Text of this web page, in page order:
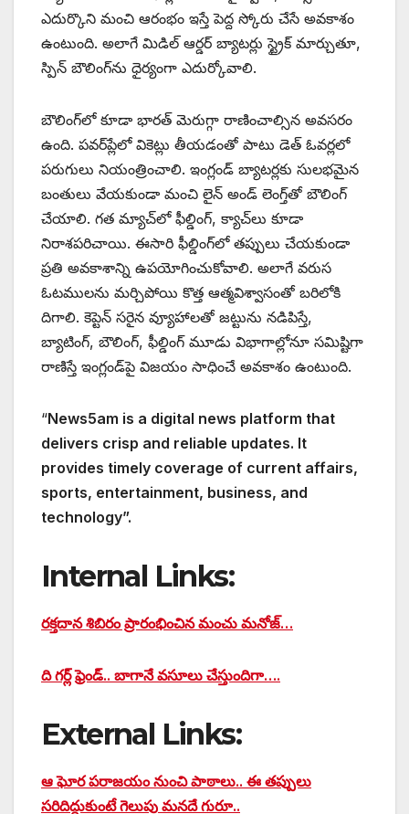
ఎదుర్కొని మంచి ఆరంభం ఇస్తే పెద్ద స్కోరు చేసే అవకాశం
ఉంటుంది. అలాగే మిడిల్ ఆర్డర్ బ్యాటర్లు స్ట్రైక్ మార్చుతూ,
స్పిన్ బౌలింగ్‌ను ధైర్యంగా ఎదుర్కోవాలి.
బౌలింగ్‌లో కూడా భారత్ మెరుగ్గా రాణించాల్సిన అవసరం
ఉంది. పవర్‌ప్లేలో వికెట్లు తీయడంతో పాటు డెత్ ఓవర్లలో
పరుగులు నియంత్రించాలి. ఇంగ్లండ్ బ్యాటర్లకు సులభమైన
బంతులు వేయకుండా మంచి లైన్ అండ్ లెంగ్త్‌తో బౌలింగ్
చేయాలి. గత మ్యాచ్‌లో ఫీల్డింగ్, క్యాచ్‌లు కూడా
నిరాశపరిచాయి. ఈసారి ఫీల్డింగ్‌లో తప్పులు చేయకుండా
ప్రతి అవకాశాన్ని ఉపయోగించుకోవాలి. అలాగే వరుస
ఓటములను మర్చిపోయి కొత్త ఆత్మవిశ్వాసంతో బరిలోకి
దిగాలి. కెప్టెన్ సరైన వ్యూహాలతో జట్టును నడిపిస్తే,
బ్యాటింగ్, బౌలింగ్, ఫీల్డింగ్ మూడు విభాగాల్లోనూ సమిష్టిగా
రాణిస్తే ఇంగ్లండ్‌పై విజయం సాధించే అవకాశం ఉంటుంది.
“News5am is a digital news platform that
delivers crisp and reliable updates. It
provides timely coverage of current affairs,
sports, entertainment, business, and
technology”.
Internal Links:
రక్తదాన శిబిరం ప్రారంభించిన మంచు మనోజ్…
ది గర్ల్ ఫ్రెండ్.. బాగానే వసూలు చేస్తుందిగా….
External Links:
ఆ ఘోర పరాజయం నుంచి పాఠాలు.. ఈ తప్పులు
సరిదిద్దుకుంటే గెలుపు మనదే గురూ..